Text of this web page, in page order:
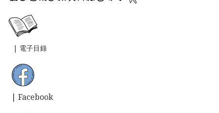
| 電子目錄
| Facebook